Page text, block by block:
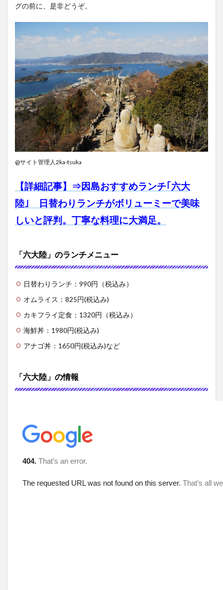
グの前に、是非どうぞ。
@サイト管理人2ka-tsuka
【詳細記事】⇒因島おすすめランチ｢六大
陸｣ 日替わりランチがボリューミーで美味
しいと評判。丁寧な料理に大満足。
「六大陸」のランチメニュー
日替わりランチ：990円（税込み）
オムライス：825円(税込み)
カキフライ定食：1320円（税込み）
海鮮丼：1980円(税込み)
アナゴ丼：1650円(税込み)など
「六大陸」の情報